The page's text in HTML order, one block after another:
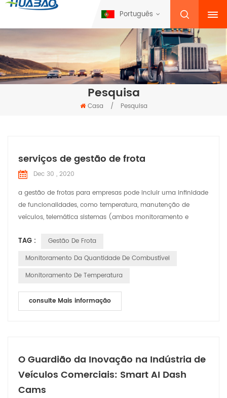
Português
Pesquisa
Casa / Pesquisa
serviços de gestão de frota
Dec 30 , 2020
a gestão de frotas para empresas pode incluir uma infinidade
de funcionalidades, como temperatura, manutenção de
veículos, telemática sistemas (ambos monitoramento e
combustível e gestão da saúde e segurança dos veículos.
drivers. Este tipo de serviços de gerenciamento de frota tem
me...
TAG :
Gestão De Frota
Monitoramento Da Quantidade De Combustível
Monitoramento De Temperatura
consulte Mais informação
O Guardião da Inovação na Indústria de
Veículos Comerciais: Smart AI Dash
Cams